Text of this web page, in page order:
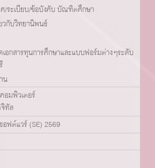
/ระเบียบ/ข้อบังคับ บัณฑิตศึกษา
วกับวิทยานิพนธ์
เอกสารทุนการศึกษาและแบบฟอร์มต่างๆระดับ
น
อมพิวเตอร์
ทัล
ฟต์แวร์ (SE) 2569